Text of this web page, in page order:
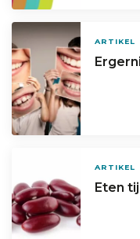
ARTIKEL
ARTIKEL
Eten